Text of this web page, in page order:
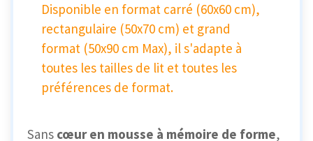
Disponible en format carré (60x60 cm),
rectangulaire (50x70 cm) et grand
format (50x90 cm Max), il s'adapte à
toutes les tailles de lit et toutes les
préférences de format.
Sans cœur en mousse à mémoire de forme,